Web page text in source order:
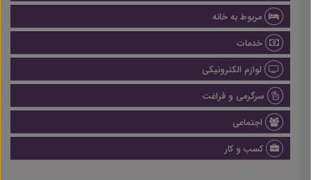
مربوط به خانه
خدمات
لوازم الکترونیکی
سرگرمی و فراغت
اجتماعی
کسب و کار